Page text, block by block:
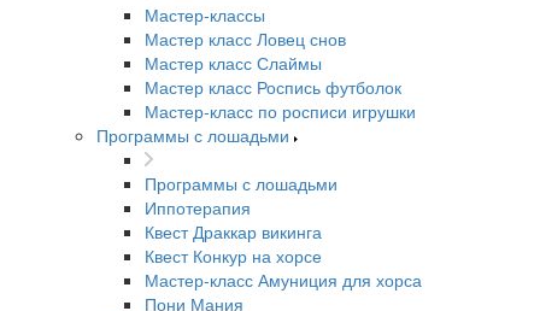
Мастер-классы
Мастер класс Ловец снов
Мастер класс Слаймы
Мастер класс Роспись футболок
Мастер-класс по росписи игрушки
Программы с лошадьми
Программы с лошадьми
Иппотерапия
Квест Драккар викинга
Квест Конкур на хорсе
Мастер-класс Амуниция для хорса
Пони Мания